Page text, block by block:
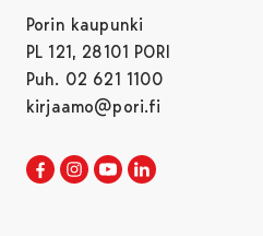
Porin kaupunki
PL 121, 28101 PORI
Puh. 02 621 1100
kirjaamo@pori.fi
Porin kaupunki
Avautuu uudessa
Porin kaupunki
Avautuu uudessa
Porin kaupunki
Avautuu uudessa